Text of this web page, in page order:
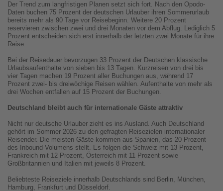
Der Trend zum langfristigen Planen setzt sich fort. Nach den Opodo-
Daten buchen 75 Prozent der deutschen Urlauber ihren Sommerurlaub
bereits mehr als 90 Tage vor Reisebeginn. Weitere 20 Prozent
reservieren zwischen zwei und drei Monaten vor dem Abflug. Lediglich 5
Prozent entscheiden sich erst innerhalb der letzten zwei Monate für ihre
Reise.
Bei der Reisedauer bevorzugen 33 Prozent der Deutschen klassische
Urlaubsaufenthalte von sieben bis 13 Tagen. Kurzreisen von drei bis
vier Tagen machen 19 Prozent aller Buchungen aus, während 17
Prozent zwei- bis dreiwöchige Reisen wählen. Aufenthalte von mehr als
drei Wochen entfallen auf 15 Prozent der Buchungen.
Deutschland bleibt auch für internationale Gäste attraktiv
Nicht nur deutsche Urlauber zieht es ins Ausland. Auch Deutschland
gehört im Sommer 2026 zu den gefragten Reisezielen internationaler
Reisender. Die meisten Gäste kommen aus Spanien, das 20 Prozent
des Inbound-Volumens stellt. Es folgen die Schweiz mit 13 Prozent,
Frankreich mit 12 Prozent, Österreich mit 11 Prozent sowie
Großbritannien und Italien mit jeweils 8 Prozent.
Beliebteste Reiseziele innerhalb Deutschlands sind Berlin, München,
Hamburg, Frankfurt und Düsseldorf.